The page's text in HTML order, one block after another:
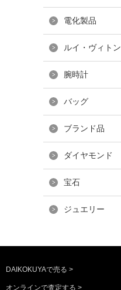
電化製品
ルイ・ヴィトン
腕時計
バッグ
ブランド品
ダイヤモンド
宝石
ジュエリー
DAIKOKUYAで売る >
オンラインで査定する >